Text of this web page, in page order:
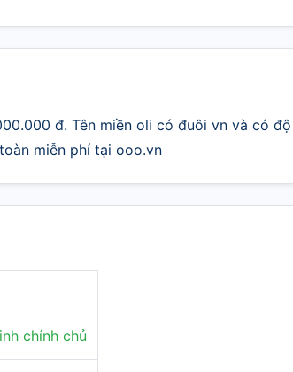
đ. Tên miền oli có đuôi vn và có
miễn phí tại ooo.vn
chính chủ